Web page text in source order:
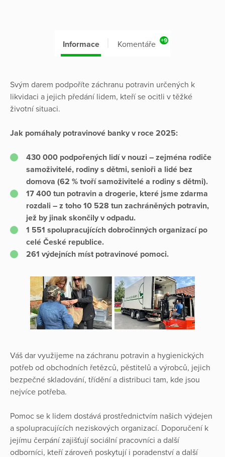
Informace Komentáře +9
Svým darem podpoříte záchranu potravin určených k
likvidaci a jejich předání lidem, kteří se ocitli v těžké
životní situaci.
Jak pomáhaly potravinové banky v roce 2025:
430 000 podpořených lidí v nouzi – zejména rodiče
samoživitelé, rodiny s dětmi, senioři a lidé bez
domova (62 % tvoří samoživitelé a rodiny s dětmi).
17 400 tun potravin a drogerie, které jsme zdarma
rozdali – z toho 10 528 tun zachráněných potravin,
jež by jinak skončily v odpadu.
1 551 spolupracujících dobročinných organizací po
celé České republice.
261 výdejních míst potravinové pomoci.
Váš dar využijeme na záchranu potravin a hygienických
potřeb od obchodních řetězců, pěstitelů a výrobců, jejich
bezpečné skladování, třídění a distribuci tam, kde jsou
nejvíce potřeba.
Pomoc se k lidem dostává prostřednictvím našich výdejen
a spolupracujících neziskových organizací. Doporučení k
jejímu čerpání zajišťují sociální pracovníci a další
odborníci, kteří zároveň poskytují i poradenství a další